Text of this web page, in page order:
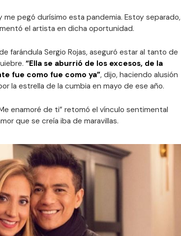
pegó durísimo esta pandemia. Estoy separado,
el artista en dicha oportunidad.
farándula Sergio Rojas, aseguró estar al tanto de
“Ella se aburrió de los excesos, de la
fue como fue como ya”, dijo, haciendo alusión
la estrella de la cumbia en mayo de ese año.
enamoré de ti” retomó el vínculo sentimental
que se creía iba de maravillas.